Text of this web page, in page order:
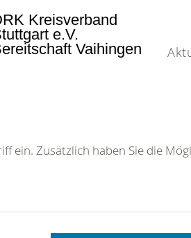
Kreisverband
e.V.
Vaihingen
ein. Zusätzlich haben Sie die